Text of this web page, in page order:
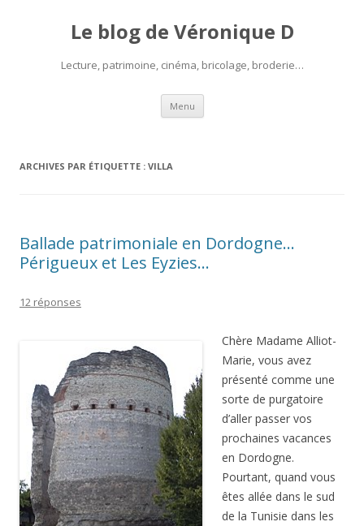
Le blog de Véronique D
Lecture, patrimoine, cinéma, bricolage, broderie…
Menu Aller
contenu
ARCHIVES PAR ÉTIQUETTE : VILLA
Ballade patrimoniale en Dordogne…
Périgueux et Les Eyzies…
12 réponses
Chère Madame Alliot-
Marie, vous avez
présenté comme une
sorte de purgatoire
d’aller passer vos
prochaines vacances
en Dordogne.
Pourtant, quand vous
êtes allée dans le sud
de la Tunisie dans les